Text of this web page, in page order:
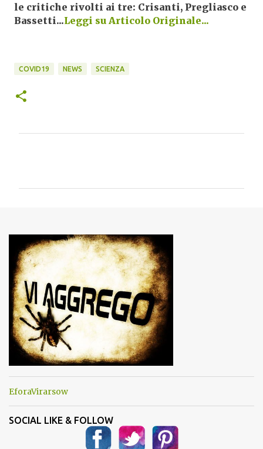
le critiche rivolti ai tre: Crisanti, Pregliasco e
Bassetti...Leggi su Articolo Originale...
COVID19 NEWS SCIENZA
n
t
i
EforaVirarsow
SOCIAL LIKE & FOLLOW